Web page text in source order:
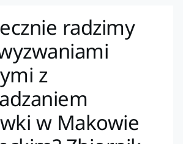
radzimy
z
w Makowie